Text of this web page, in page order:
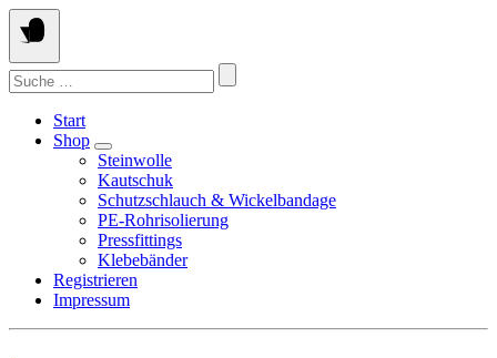
Springen
Sie
zum
Inhalt
Suchen
nach:
Start
Shop
Steinwolle
Kautschuk
Schutzschlauch & Wickelbandage
PE-Rohrisolierung
Pressfittings
Klebebänder
Registrieren
Impressum